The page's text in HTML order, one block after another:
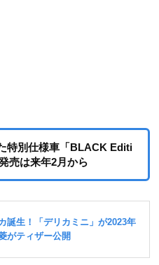
特別仕様車「BLACK Editi
売は来年2月から